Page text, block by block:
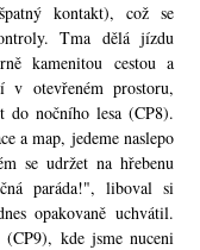
kontakt), což se
Tma dělá jízdu
kamenitou cestou a
v otevřeném prostoru,
nočního lesa (CP8).
a map, jedeme naslepo
se udržet na hřebenu
paráda!", liboval si
opakovaně uchvátil.
kde jsme nuceni